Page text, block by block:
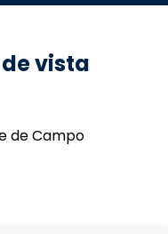
vista
de Campo